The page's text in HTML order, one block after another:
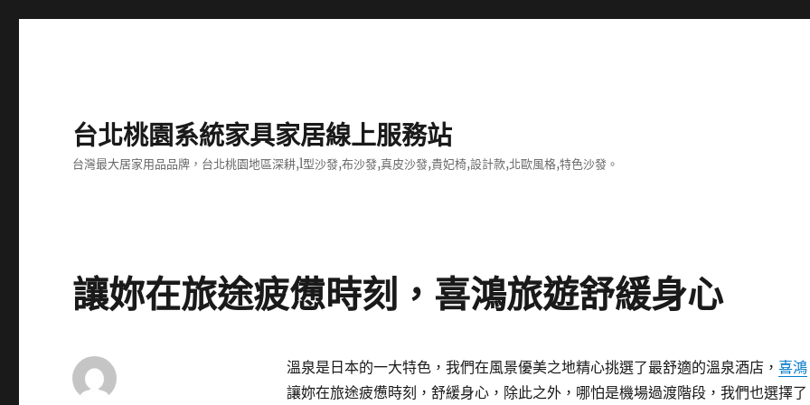
台北桃園系統家具家居線上服務站
台灣最大居家用品品牌，台北桃園地區深耕,l型沙發,布沙發,真皮沙發,貴妃椅,設計款,北歐風格,特色沙發。
讓妳在旅途疲憊時刻，喜鴻旅遊舒緩身心
溫泉是日本的一大特色，我們在風景優美之地精心挑選了最舒適的溫泉酒店， 喜鴻
讓妳在旅途疲憊時刻，舒緩身心，除此之外，哪怕是機場過渡階段，我們也選擇了